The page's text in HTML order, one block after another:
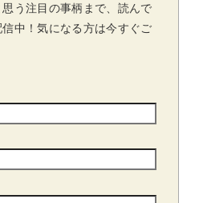
う注目の事柄まで、読んで
中！気になる方は今すぐご